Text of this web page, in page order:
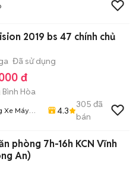
2019 bs 47 chính chủ
Đã sử dụng
đ
Hòa
Xe Máy
4.3
305 đã
bán
phòng 7h-16h KCN Vĩnh
An)